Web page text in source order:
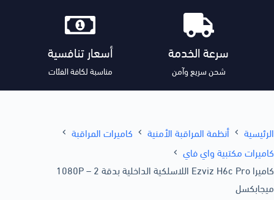
سرعة الخدمة
شحن سريع وآمن
أسعار تنافسية
مناسبة لكافة الفئات
الرئيسية أنظمة المراقبة الأمنية
كاميرات المراقبة
كاميرات مكتبية واي فاي
كاميرا Ezviz H6c Pro اللاسلكية الداخلية بدقة 1080P – 2
ميجابكسل